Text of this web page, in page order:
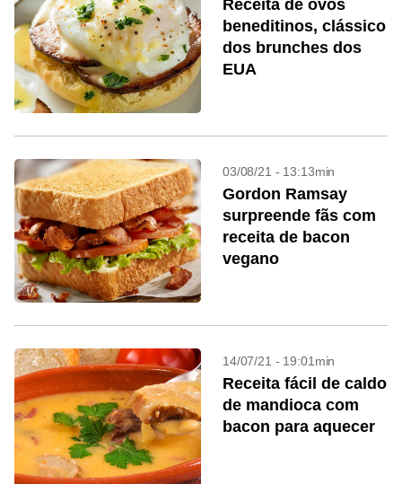
Receita de ovos
beneditinos, clássico
dos brunches dos
EUA
03/08/21 - 13:13min
Gordon Ramsay
surpreende fãs com
receita de bacon
vegano
14/07/21 - 19:01min
Receita fácil de caldo
de mandioca com
bacon para aquecer